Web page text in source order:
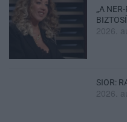
„A
2026.
SIOR:
2026.